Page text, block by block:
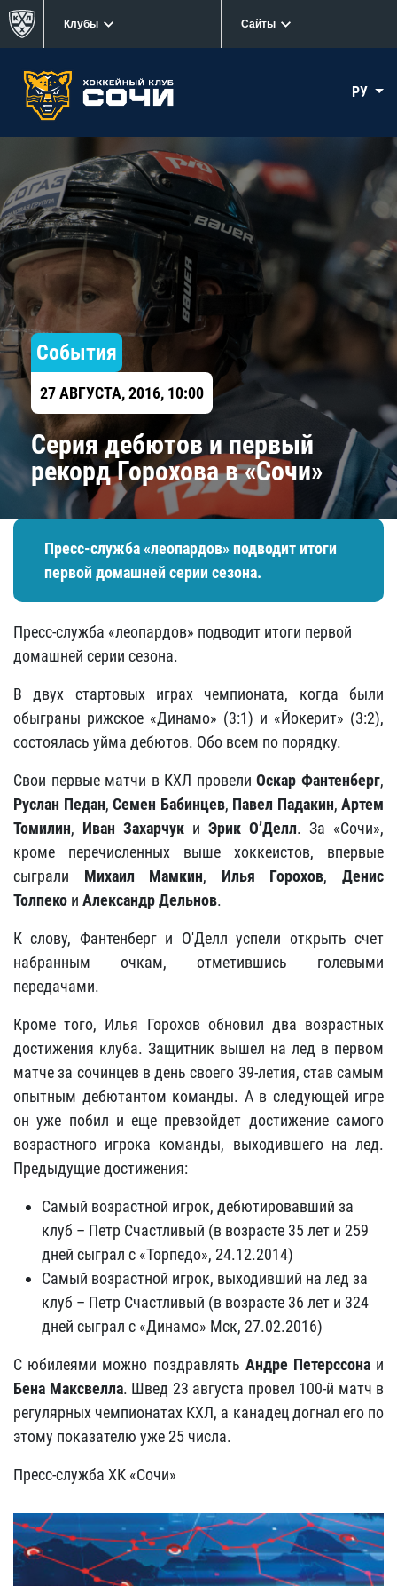
Клубы Сайты
РУ
События
27 АВГУСТА, 2016, 10:00
Серия дебютов и первый
рекорд Горохова в «Сочи»
Пресс-служба «леопардов» подводит итоги
первой домашней серии сезона.
Пресс-служба «леопардов» подводит итоги первой
домашней серии сезона.
В двух стартовых играх чемпионата, когда были
обыграны рижское «Динамо» (3:1) и «Йокерит» (3:2),
состоялась уйма дебютов. Обо всем по порядку.
Свои первые матчи в КХЛ провелиОскар Фантенберг,
Руслан Педан, Семен Бабинцев, Павел Падакин, Артем
Томилин, Иван Захарчук и Эрик О’Делл. За «Сочи»,
кроме перечисленных выше хоккеистов, впервые
сыграли Михаил Мамкин, Илья Горохов,Денис
Толпеко и Александр Дельнов.
К слову, Фантенберг и О'Делл успели открыть счет
набранным очкам, отметившись голевыми
передачами.
Кроме того, Илья Горохов обновил два возрастных
достижения клуба. Защитник вышел на лед в первом
матче за сочинцев в день своего 39-летия, став самым
опытным дебютантом команды. А в следующей игре
он уже побил и еще превзойдет достижение самого
возрастного игрока команды, выходившего на лед.
Предыдущие достижения:
Самый возрастной игрок, дебютировавший за
клуб – Петр Счастливый (в возрасте 35 лет и 259
дней сыграл с «Торпедо», 24.12.2014)
Самый возрастной игрок, выходивший на лед за
клуб – Петр Счастливый (в возрасте 36 лет и 324
дней сыграл с «Динамо» Мск, 27.02.2016)
С юбилеями можно поздравлять Андре Петерссонаи
Бена Максвелла. Швед 23 августа провел 100-й матч в
регулярных чемпионатах КХЛ, а канадец догнал его по
этому показателю уже 25 числа.
Пресс-служба ХК «Сочи»